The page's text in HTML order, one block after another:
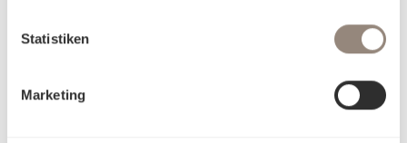
Statistiken
Marketing